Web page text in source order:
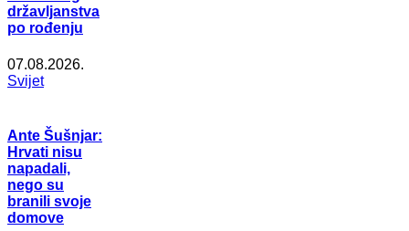
državljanstva
po rođenju
07.08.2026.
Svijet
Ante Šušnjar:
Hrvati nisu
napadali,
nego su
branili svoje
domove